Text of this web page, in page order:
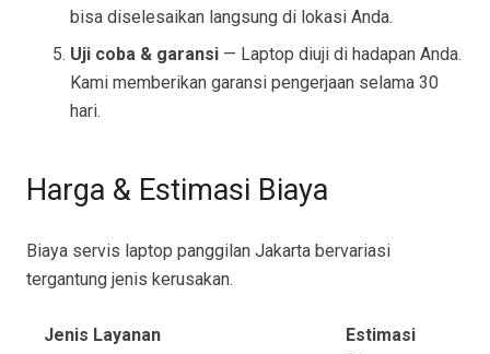
bisa diselesaikan langsung di lokasi Anda.
Uji coba & garansi — Laptop diuji di hadapan Anda.
Kami memberikan garansi pengerjaan selama 30
hari.
Harga & Estimasi Biaya
Biaya servis laptop panggilan Jakarta bervariasi
tergantung jenis kerusakan.
Jenis Layanan
Estimasi